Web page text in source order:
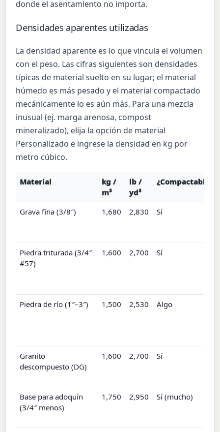
donde el asentamiento no importa.
Densidades aparentes utilizadas
La densidad aparente es lo que vincula el volumen
con el peso. Las cifras siguientes son densidades
típicas de material suelto en su lugar; el material
húmedo es más pesado y el material compactado
mecánicamente lo es aún más. Para una mezcla
inusual (ej. marga arenosa, compost
mineralizado), elija la opción de material
Personalizado e ingrese la densidad en kg por
metro cúbico.
Material
kg /
m³
lb /
yd³
¿Compactable?
Grava fina (3/8″) 1,680 2,830 Sí
Piedra triturada (3/4″
#57)
1,600 2,700 Sí
Piedra de río (1″–3″) 1,500 2,530 Algo
Granito
descompuesto (DG)
1,600 2,700 Sí
Base para adoquín
(3/4″ menos)
1,750 2,950 Sí (mucho)